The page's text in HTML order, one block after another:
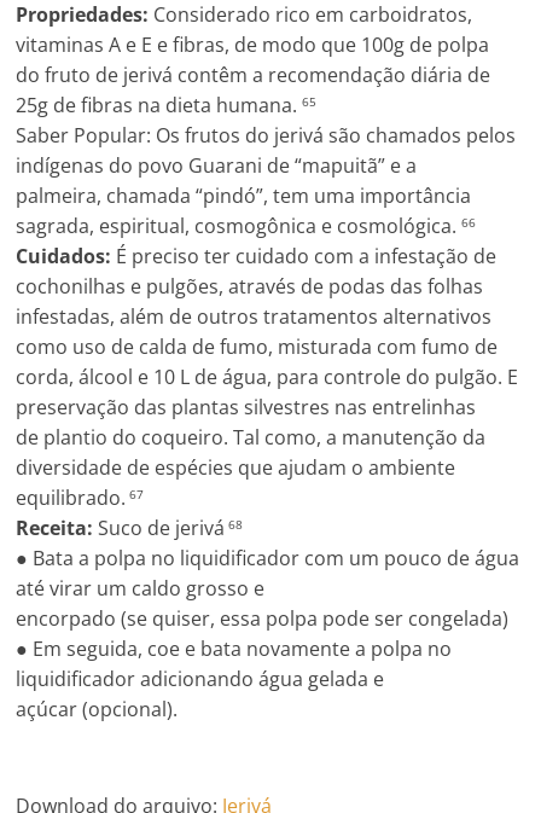
Propriedades: Considerado rico em carboidratos,
vitaminas A e E e fibras, de modo que 100g de polpa
do fruto de jerivá contêm a recomendação diária de
25g de fibras na dieta humana.65
Saber Popular: Os frutos do jerivá são chamados pelos
indígenas do povo Guarani de “mapuitã” e a
palmeira, chamada “pindó”, tem uma importância
sagrada, espiritual, cosmogônica e cosmológica.66
Cuidados: É preciso ter cuidado com a infestação de
cochonilhas e pulgões, através de podas das folhas
infestadas, além de outros tratamentos alternativos
como uso de calda de fumo, misturada com fumo de
corda, álcool e 10 L de água, para controle do pulgão. E
preservação das plantas silvestres nas entrelinhas
de plantio do coqueiro. Tal como, a manutenção da
diversidade de espécies que ajudam o ambiente
equilibrado. 67
Receita: Suco de jerivá 68
● Bata a polpa no liquidificador com um pouco de água
até virar um caldo grosso e
encorpado (se quiser, essa polpa pode ser congelada)
● Em seguida, coe e bata novamente a polpa no
liquidificador adicionando água gelada e
açúcar (opcional).
Download do arquivo: Jerivá